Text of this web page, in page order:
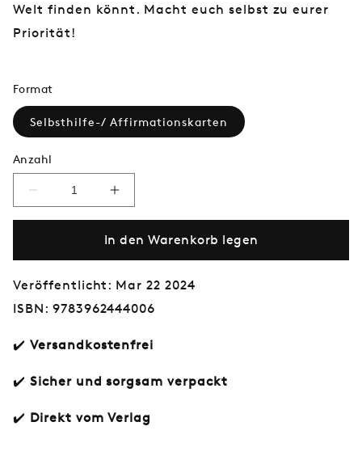
Format
Selbsthilfe-/ Affirmationskarten
Anzahl
Verringere
die
Menge
Box
Wohlbefindens
Erhöhe
die
Menge
für
Box
Wohlbefindens
In den Warenkorb legen
Veröffentlicht: Mar 22 2024
ISBN: 9783962444006
✔️ Versandkostenfrei
✔️ Sicher und sorgsam verpackt
✔️ Direkt vom Verlag
Welt finden könnt. Macht euch selbst zu eurer
Priorität!